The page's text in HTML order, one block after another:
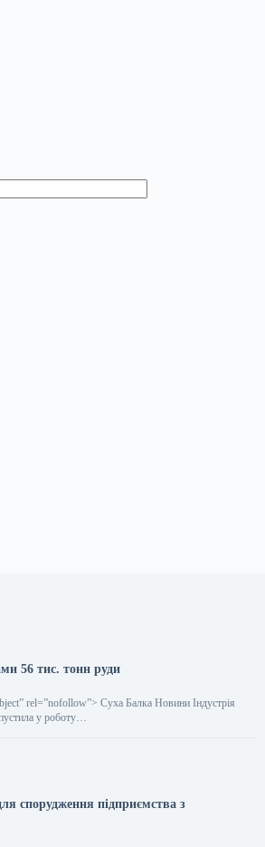
56 тис. тонн руди
rel=”nofollow”> Суха Балка Новини Індустрія
у роботу…
спорудження підприємства з